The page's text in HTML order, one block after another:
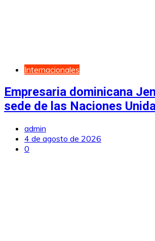
Internacionales
Empresaria dominicana
sede de las Naciones
admin
4 de agosto de 2026
0